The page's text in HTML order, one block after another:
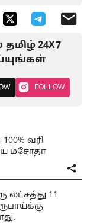
24X7
FOLLOW
வரி
மசோதா
லட்சத்து 11